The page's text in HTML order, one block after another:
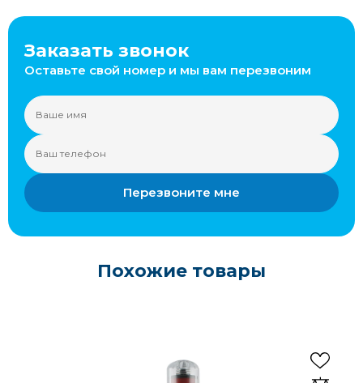
Заказать звонок
Оставьте свой номер и мы вам перезвоним
Перезвоните мне
Похожие товары